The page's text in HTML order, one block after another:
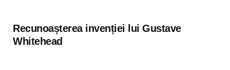
Recunoașterea invenției lui Gustave
Whitehead